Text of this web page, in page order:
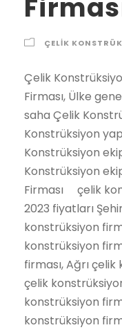
ÇELIK
Çelik Konstrüksiyon Firması Çelik Konstrüksiyon Firması, Ülke geneline hizmet vermekteyiz, halı saha Çelik Konstrüksiyon Firmaları, Çelik Konstrüksiyon yapan firmalar, Çelik Konstrüksiyon ekipkeri halı saha Çelik Konstrüksiyon ekipleri Çelik Konstrüksiyon Firması çelik konstrüksiyon firması 2021 2022 2023 fiyatları Şehirler İlçeler Adana çelik konstrüksiyon firması, Adıyaman çelik konstrüksiyon firması, Afyon çelik konstrüksiyon firması, Ağrı çelik konstrüksiyon firması, Amasya çelik konstrüksiyon firması, Ankara çelik konstrüksiyon firması, Antalya çelik konstrüksiyon firması, Artvin çelik konstrüksiyon firması, Aydın çelik konstrüksiyon firması, Balıkesir çelik konstrüksiyon firması, Bilecik çelik konstrüksiyon firması, Bingöl çelik konstrüksiyon firması, Bitlis çelik konstrüksiyon firması, Bolu çelik konstrüksiyon firması, Burdur çelik konstrüksiyon firması, Bursa çelik konstrüksiyon firması, Çanakkale çelik konstrüksiyon firması, Çankırı çelik konstrüksiyon firması, Çorum çelik konstrüksiyon firması, Denizli çelik konstrüksiyon firması, Diyarbakır çelik konstrüksiyon firması, Edirne çelik konstrüksiyon firması, Elazığ çelik konstrüksiyon firması, Erzincan çelik konstrüksiyon firması, Erzurum çelik konstrüksiyon firması, Eskişehir çelik konstrüksiyon firması, Gaziantep çelik konstrüksiyon firması, Giresun çelik konstrüksiyon firması, Gümüşhane çelik konstrüksiyon firması, Hakkari çelik konstrüksiyon firması, Hatay çelik konstrüksiyon firması, Isparta çelik konstrüksiyon firması, İçel (Mersin) çelik konstrüksiyon firması, İstanbul çelik konstrüksiyon firması, İzmir çelik konstrüksiyon firması, Kars çelik konstrüksiyon firması, Kastamonu çelik konstrüksiyon firması, Kayseri çelik konstrüksiyon firması, Kırklareli çelik konstrüksiyon firması, Kırşehir çelik konstrüksiyon firması, Kocaeli çelik konstrüksiyon firması, Konya çelik konstrüksiyon firması, Kütahya çelik konstrüksiyon firması, Malatya çelik konstrüksiyon firması, Manisa çelik konstrüksiyon firması, K.maraş çelik konstrüksiyon firması, Mardin çelik konstrüksiyon firması, Muğla çelik konstrüksiyon firması, Muş çelik konstrüksiyon firması, Nevşehir çelik konstrüksiyon firması, Niğde çelik konstrüksiyon firması, Ordu çelik konstrüksiyon firması, Rize çelik konstrüksiyon firması, Sakarya çelik konstrüksiyon firması, Samsun çelik konstrüksiyon firması, Siirt çelik konstrüksiyon firması, Sinop çelik konstrüksiyon firması, Sivas çelik konstrüksiyon firması, Tekirdağ çelik konstrüksiyon firması, Tokat çelik konstrüksiyon firması, Trabzon çelik konstrüksiyon firması, Tunceli çelik konstrüksiyon firması, Şanlıurfa çelik konstrüksiyon firması, Uşak çelik konstrüksiyon firması, Van çelik konstrüksiyon firması, Yozgat çelik konstrüksiyon firması, Zonguldak çelik konstrüksiyon firması, Aksaray çelik konstrüksiyon firması, Bayburt çelik konstrüksiyon firması, Karaman çelik konstrüksiyon firması, Kırıkkale çelik konstrüksiyon firması, Batman çelik konstrüksiyon firması, Şırnak çelik konstrüksiyon firması, Bartın çelik konstrüksiyon firması, Ardahan çelik konstrüksiyon firması, Iğdır çelik konstrüksiyon firması, Yalova çelik konstrüksiyon firması, Karabük çelik konstrüksiyon firması, Kilis çelik konstrüksiyon firması, Osmaniye çelik konstrüksiyon firması, Düzce çelik konstrüksiyon firması, İbradı çelik konstrüksiyon firması, Kaş çelik konstrüksiyon firması, Kemer / Antalya çelik konstrüksiyon firması, Kepez çelik konstrüksiyon firması, Konyaaltı çelik konstrüksiyon firması, Korkuteli çelik konstrüksiyon firması, Gündoğmuş çelik konstrüksiyon firması, Alpu çelik konstrüksiyon firması, Beylikova çelik konstrüksiyon firması, Çifteler çelik